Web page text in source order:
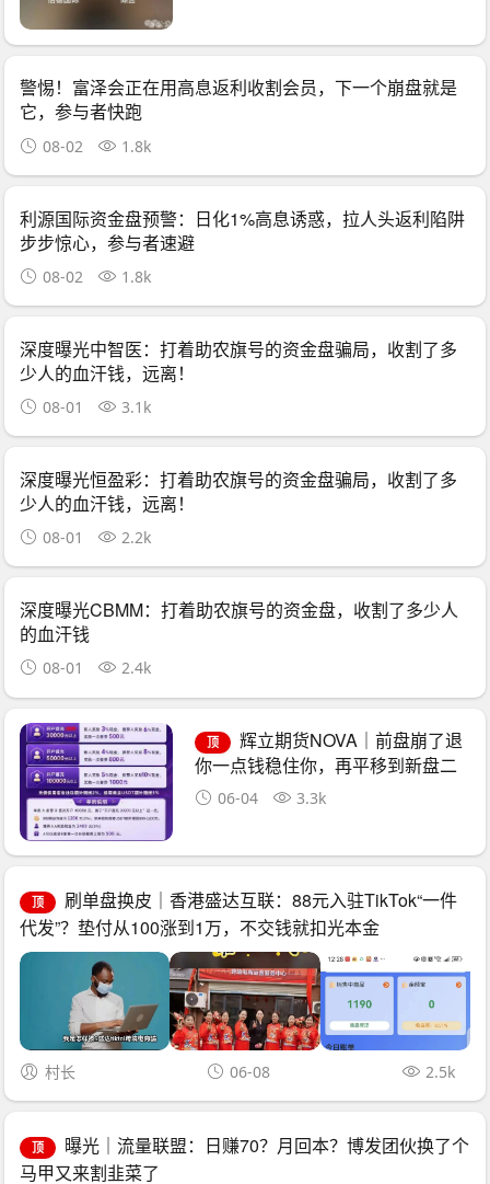
警惕！富泽会正在用高息返利收割会员，下一个崩盘就是
它，参与者快跑
08-02 1.8k
利源国际资金盘预警：日化1%高息诱惑，拉人头返利陷阱
步步惊心，参与者速避
08-02 1.8k
深度曝光中智医：打着助农旗号的资金盘骗局，收割了多
少人的血汗钱，远离！
08-01 3.1k
深度曝光恒盈彩：打着助农旗号的资金盘骗局，收割了多
少人的血汗钱，远离！
08-01 2.2k
深度曝光CBMM：打着助农旗号的资金盘，收割了多少人
的血汗钱
08-01 2.4k
顶
辉立期货NOVA｜前盘崩了退
你一点钱稳住你，再平移到新盘二
次收割——诈骗团伙的“平移换壳流
水线”已跑了三次
06-04 3.3k
顶
刷单盘换皮｜香港盛达互联：88元入驻TikTok“一件
代发”？垫付从100涨到1万，不交钱就扣光本金
村长 06-08 2.5k
顶
曝光｜流量联盟：日赚70？月回本？博发团伙换了个
马甲又来割韭菜了